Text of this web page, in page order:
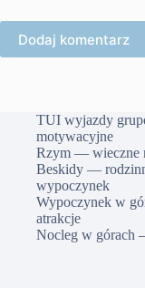
Dodaj komentarz
TUI wyjazdy
motywacyjne
Rzym — wieczne
Beskidy —
wypoczynek
Wypoczynek w
atrakcje
Nocleg w górach